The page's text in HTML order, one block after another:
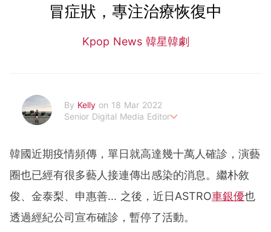
冒症狀，專注治療恢復中
Kpop News 韓星韓劇
By Kelly on 18 Mar 2022
Senior Digital Media Editor
韓國近期疫情頻傳，單日就高達幾十萬人確診，演藝
圈也已經有很多藝人接連傳出感染的消息。繼朴敘
俊、金泰梨、申惠善... 之後，近日ASTRO車銀優也
透過經紀公司宣布確診，暫停了活動。